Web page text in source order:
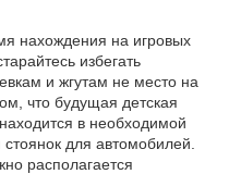
нахождения на игровых
избегать
и жгутам не место на
что будущая детская
в необходимой
для автомобилей.
располагается